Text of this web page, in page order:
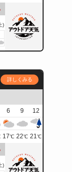
)
詳しくみる
6 9
12
17℃ 22℃ 21℃
)